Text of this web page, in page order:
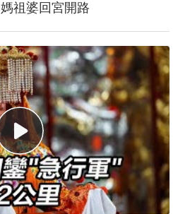
祖婆回宮開路